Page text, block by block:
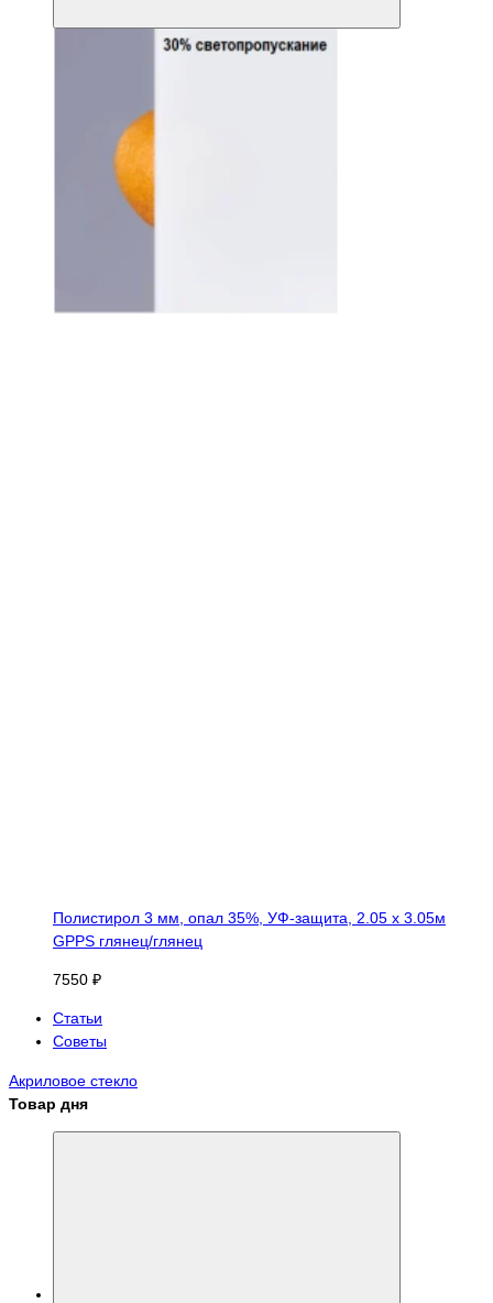
Полистирол 3 мм, опал 35%, УФ-защита, 2.05 х 3.05м
GPPS глянец/глянец
7550 ₽
Статьи
Советы
Акриловое стекло
Товар дня